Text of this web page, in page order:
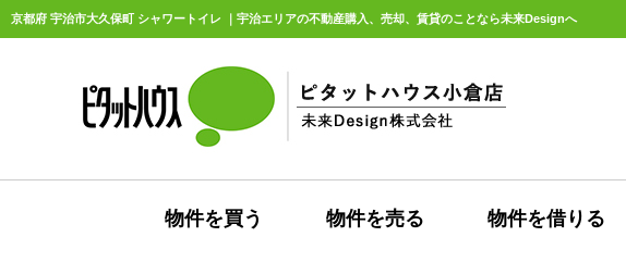
京都府 宇治市大久保町 シャワートイレ ｜宇治エリアの不動産購入、売却、賃貸のことなら未来Designへ
物件を買う 物件を売る 物件を借りる